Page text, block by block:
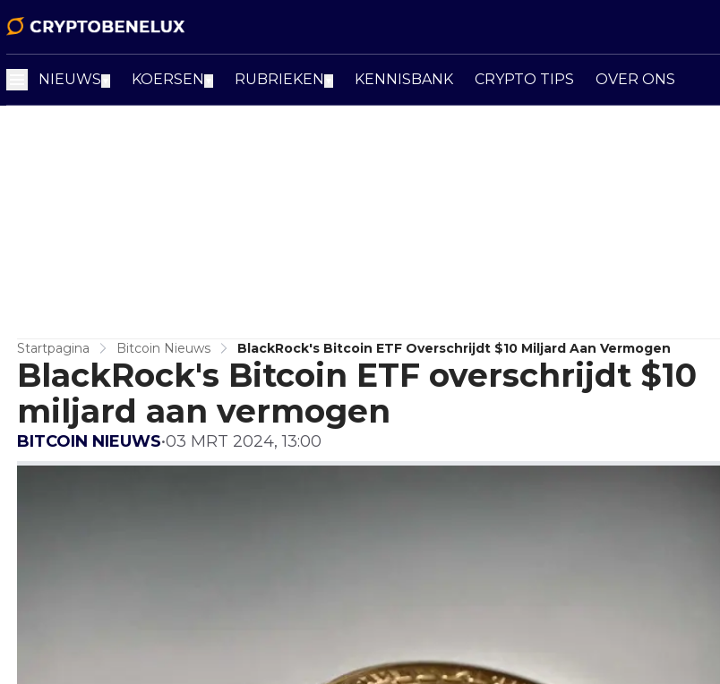
NIEUWS KOERSEN RUBRIEKEN KENNISBANK CRYPTO TIPS OVER ONS
Startpagina Bitcoin Nieuws BlackRock's Bitcoin ETF Overschrijdt $10 Miljard Aan Vermogen
BlackRock's Bitcoin ETF overschrijdt $10
miljard aan vermogen
BITCOIN NIEUWS•03 MRT 2024, 13:00